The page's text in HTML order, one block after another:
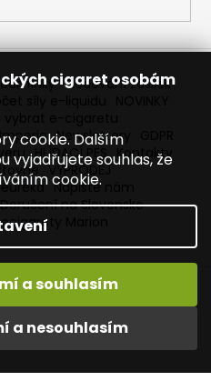
cigaret osobám
cookie. Dalším
vyjadřujete souhlas, že
cookie.
a nesouhlasím
a souhlasím
Sledování zásilek
Newslettery
HLÍDACÍ PES Kontakty
VÝPRODEJ
Napište nám
Doručení na Slovensko
Marion
Shoptet
Marion. Všechna práva
nastavení cookies